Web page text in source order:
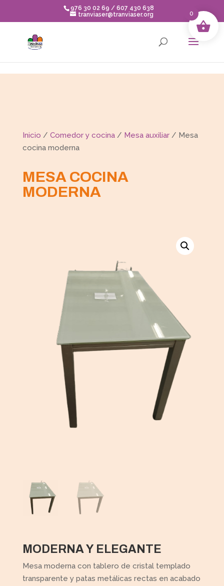
976 30 02 69 / 607 430 638
tranviaser@tranviaser.org
Inicio / Comedor y cocina/ Mesa auxiliar/ Mesa
cocina moderna
MESA COCINA
MODERNA
MODERNA Y ELEGANTE
Mesa moderna con tablero de cristal templado
transparente y patas metálicas rectas en acabado
0